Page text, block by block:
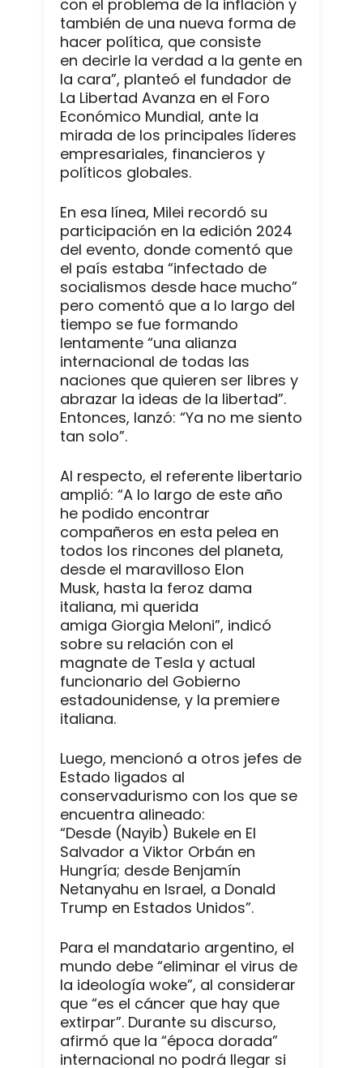
con el problema de la inflación y
también de una nueva forma de
hacer política, que consiste
en decirle la verdad a la gente en
la cara”, planteó el fundador de
La Libertad Avanza en el Foro
Económico Mundial, ante la
mirada de los principales líderes
empresariales, financieros y
políticos globales.
En esa línea, Milei recordó su
participación en la edición 2024
del evento, donde comentó que
el país estaba “infectado de
socialismos desde hace mucho”
pero comentó que a lo largo del
tiempo se fue formando
lentamente “una alianza
internacional de todas las
naciones que quieren ser libres y
abrazar la ideas de la libertad”.
Entonces, lanzó: “Ya no me siento
tan solo”.
Al respecto, el referente libertario
amplió: “A lo largo de este año
he podido encontrar
compañeros en esta pelea en
todos los rincones del planeta,
desde el maravilloso Elon
Musk, hasta la feroz dama
italiana, mi querida
amiga Giorgia Meloni”, indicó
sobre su relación con el
magnate de Tesla y actual
funcionario del Gobierno
estadounidense, y la premiere
italiana.
Luego, mencionó a otros jefes de
Estado ligados al
conservadurismo con los que se
encuentra alineado:
“Desde (Nayib) Bukele en El
Salvador a Viktor Orbán en
Hungría; desde Benjamín
Netanyahu en Israel, a Donald
Trump en Estados Unidos”.
Para el mandatario argentino, el
mundo debe “eliminar el virus de
la ideología woke”, al considerar
que “es el cáncer que hay que
extirpar”. Durante su discurso,
afirmó que la “época dorada”
internacional no podrá llegar si